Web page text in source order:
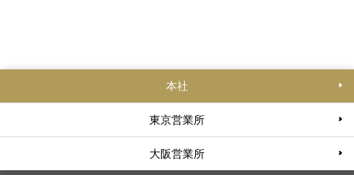
本社
東京営業所
大阪営業所